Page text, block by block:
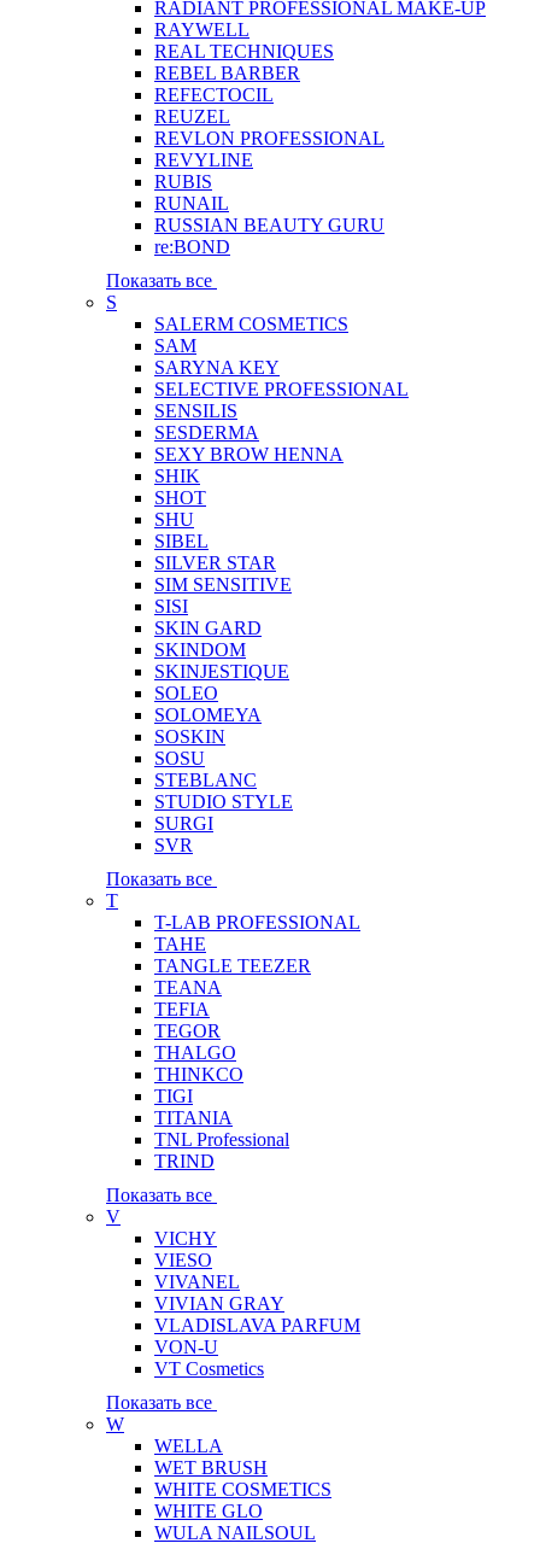
RADIANT PROFESSIONAL MAKE-UP
RAYWELL
REAL TECHNIQUES
REBEL BARBER
REFECTOCIL
REUZEL
REVLON PROFESSIONAL
REVYLINE
RUBIS
RUNAIL
RUSSIAN BEAUTY GURU
re:BOND
Показать все
S
SALERM COSMETICS
SAM
SARYNA KEY
SELECTIVE PROFESSIONAL
SENSILIS
SESDERMA
SEXY BROW HENNA
SHIK
SHOT
SHU
SIBEL
SILVER STAR
SIM SENSITIVE
SISI
SKIN GARD
SKINDOM
SKINJESTIQUE
SOLEO
SOLOMEYA
SOSKIN
SOSU
STEBLANC
STUDIO STYLE
SURGI
SVR
Показать все
T
T-LAB PROFESSIONAL
TAHE
TANGLE TEEZER
TEANA
TEFIA
TEGOR
THALGO
THINKCO
TIGI
TITANIA
TNL Professional
TRIND
Показать все
V
VICHY
VIESO
VIVANEL
VIVIAN GRAY
VLADISLAVA PARFUM
VON-U
VT Cosmetics
Показать все
W
WELLA
WET BRUSH
WHITE COSMETICS
WHITE GLO
WULA NAILSOUL